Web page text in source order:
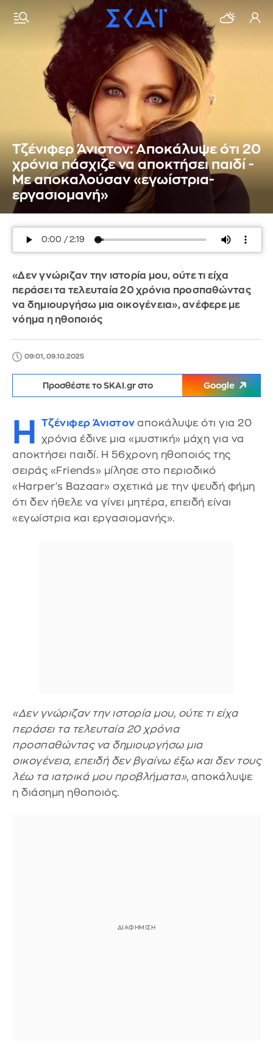
Τζένιφερ Άνιστον: Αποκάλυψε ότι 20
χρόνια πάσχιζε να αποκτήσει παιδί -
Με αποκαλούσαν «εγωίστρια-
εργασιομανή»
«Δεν γνώριζαν την ιστορία μου, ούτε τι είχα
περάσει τα τελευταία 20 χρόνια προσπαθώντας
να δημιουργήσω μια οικογένεια», ανέφερε με
νόημα η ηθοποιός
09:01, 09.10.2025
Προσθέστε το SKAI.gr στο Google
Η Τζένιφερ Άνιστον αποκάλυψε ότι για 20
χρόνια έδινε μια «μυστική» μάχη για να
αποκτήσει παιδί. Η 56χρονη ηθοποιός της
σειράς «Friends» μίλησε στο περιοδικό
«Harper's Bazaar» σχετικά με την ψευδή φήμη
ότι δεν ήθελε να γίνει μητέρα, επειδή είναι
«εγωίστρια και εργασιομανής».
«Δεν γνώριζαν την ιστορία μου, ούτε τι είχα
περάσει τα τελευταία 20 χρόνια
προσπαθώντας να δημιουργήσω μια
οικογένεια, επειδή δεν βγαίνω έξω και δεν τους
λέω τα ιατρικά μου προβλήματα», αποκάλυψε
η διάσημη ηθοποιός.